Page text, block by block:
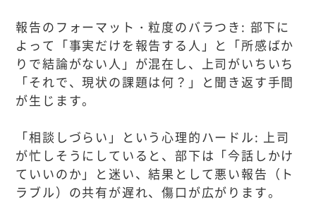
報告のフォーマット・粒度のバラつき: 部下に
よって「事実だけを報告する人」と「所感ばか
りで結論がない人」が混在し、上司がいちいち
「それで、現状の課題は何？」と聞き返す手間
が生じます。
「相談しづらい」という心理的ハードル: 上司
が忙しそうにしていると、部下は「今話しかけ
ていいのか」と迷い、結果として悪い報告（ト
ラブル）の共有が遅れ、傷口が広がります。